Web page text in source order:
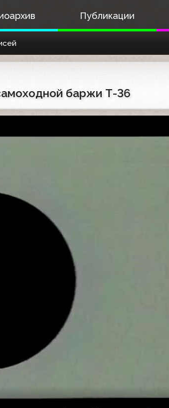
Публикации
баржи Т-36